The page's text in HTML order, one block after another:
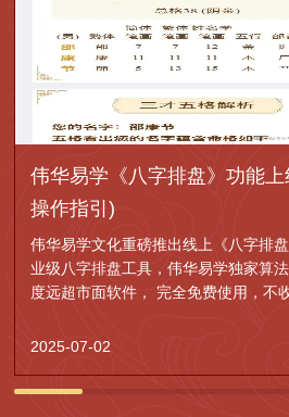
伟华易学《八字排盘》功能上
操作指引)
伟华易学文化重磅推出线上《八字排
业级八字排盘工具，伟华易学独家算
度远超市面软件， 完全免费使用，不
2025-07-02